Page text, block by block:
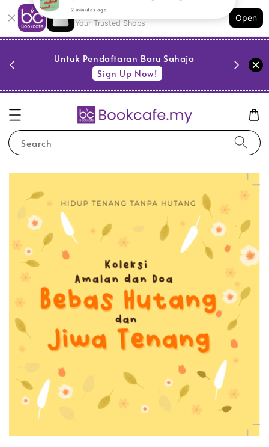
Shopping: Track Your Order
Your Trusted Shops
Open
Untuk Pendaftaran Baru Sahaja
Sign Up Now!
Search